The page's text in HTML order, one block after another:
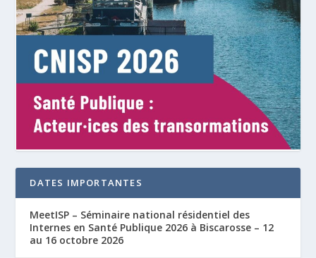
DATES IMPORTANTES
MeetISP – Séminaire national résidentiel des
Internes en Santé Publique 2026 à Biscarosse – 12
au 16 octobre 2026